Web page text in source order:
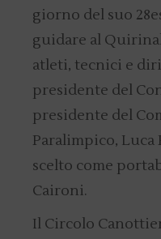
giorno del suo
guidare al
atleti, tecnici e
presidente del
presidente del
Paralimpico, Luca
scelto come
Caironi.
Il Circolo